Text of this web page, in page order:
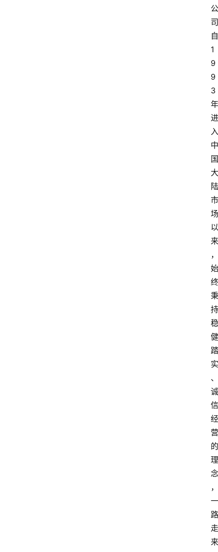
公
司
自
1
9
9
3
年
进
入
中
国
大
陆
市
场
以
来
，
始
终
秉
持
稳
健
踏
实
、
诚
信
经
营
的
理
念
，
一
路
走
来